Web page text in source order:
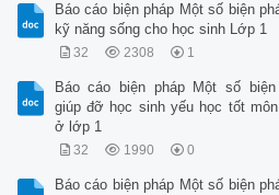
Báo cáo biện pháp Một số biện
kỹ năng sống cho học sinh Lớp 1
32 2308 1
Báo cáo biện pháp Một số biện
giúp đỡ học sinh yếu học tốt
ở lớp 1
32 1990 0
Báo cáo biện pháp Một số biện